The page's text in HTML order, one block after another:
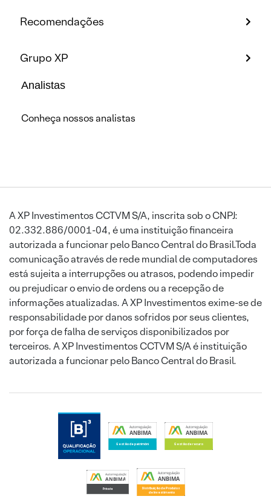
Recomendações
Grupo XP
Analistas
Conheça nossos analistas
A XP Investimentos CCTVM S/A, inscrita sob o CNPJ:
02.332.886/0001-04, é uma instituição financeira
autorizada a funcionar pelo Banco Central do Brasil.Toda
comunicação através de rede mundial de computadores
está sujeita a interrupções ou atrasos, podendo impedir
ou prejudicar o envio de ordens ou a recepção de
informações atualizadas. A XP Investimentos exime-se de
responsabilidade por danos sofridos por seus clientes,
por força de falha de serviços disponibilizados por
terceiros. A XP Investimentos CCTVM S/A é instituição
autorizada a funcionar pelo Banco Central do Brasil.